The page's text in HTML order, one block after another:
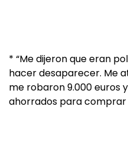
* “Me dijeron que eran
hacer desaparecer. Me
me robaron 9.000 euros
ahorrados para comprar